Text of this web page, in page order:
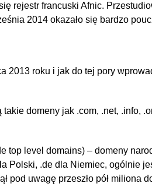
rejestr francuski Afnic.
2014 okazało się bardzo
2013 roku i jak do tej pory
domeny jak .com, .net, .info,
top level domains) – domeny
Polski, .de dla Niemiec, ogólnie
pod uwagę przeszło pół miliona